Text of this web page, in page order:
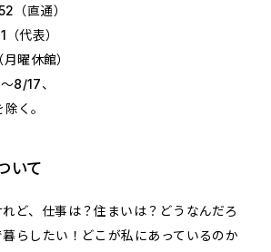
（直通）
（代表）
曜休館）
8/17、
く。
いて
れど、仕事は？住まいは？どうなんだろ
らしたい！どこが私にあっているのか